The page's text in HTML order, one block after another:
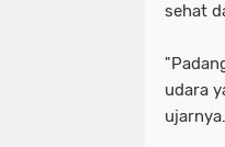
sehat
udara
ujarnya.